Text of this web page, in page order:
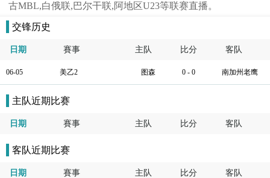
古MBL,白俄联,巴尔干联,阿地区U23等联赛直播。
交锋历史
日期 賽事 主队 比分 客队
06-05 美乙2 图森 0 - 0 南加州老鹰
主队近期比赛
日期 賽事 主队 比分 客队
客队近期比赛
日期 賽事 主队 比分 客队